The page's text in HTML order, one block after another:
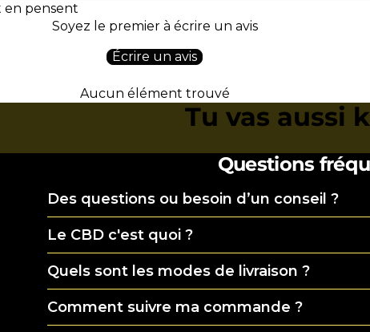
en pensent
Soyez le premier à écrire un avis
Écrire un avis
Aucun élément trouvé
Tu vas aussi
Questions
Des questions ou besoin d’un conseil ?
Le CBD c'est quoi ?
Quels sont les modes de livraison ?
Comment suivre ma commande ?